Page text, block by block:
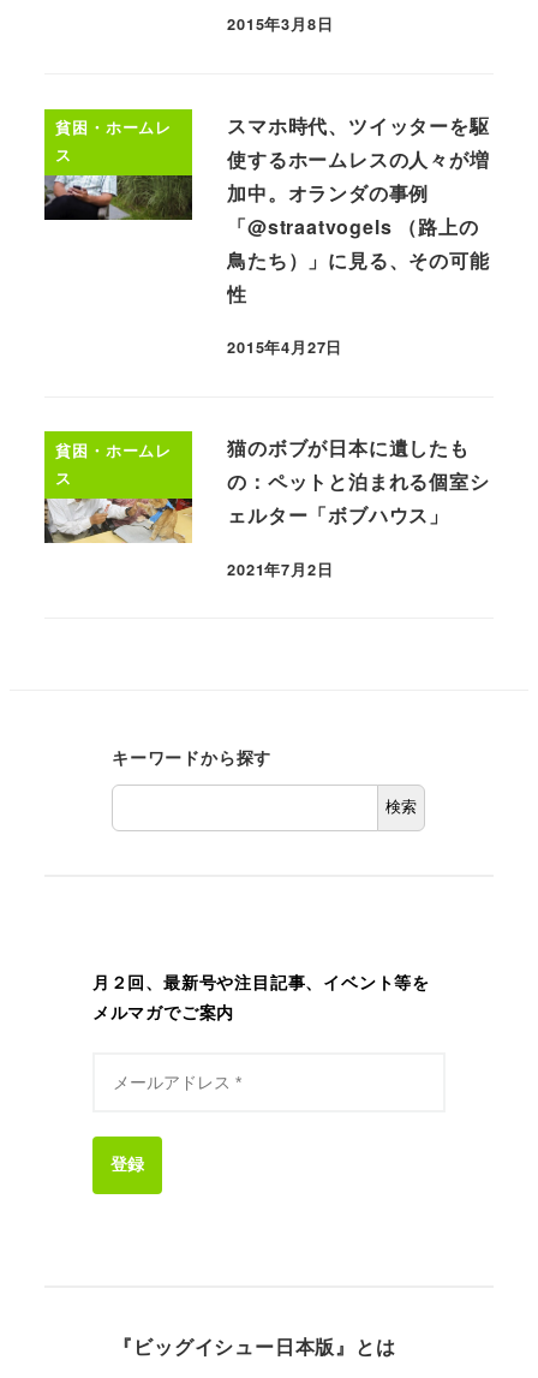
2015年3月8日
貧困・ホームレ
ス
スマホ時代、ツイッターを駆
使するホームレスの人々が増
加中。オランダの事例
「@straatvogels （路上の
鳥たち）」に見る、その可能
性
2015年4月27日
貧困・ホームレ
ス
猫のボブが日本に遺したも
の：ペットと泊まれる個室シ
ェルター「ボブハウス」
2021年7月2日
キーワードから探す
検索
月２回、最新号や注目記事、イベント等を
メルマガでご案内
登録
『ビッグイシュー日本版』とは